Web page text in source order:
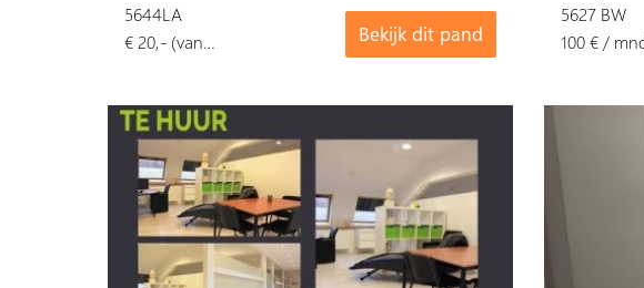
Bekijk dit pand
5644LA
€ 20,- (van…
5627 BW
100 € /